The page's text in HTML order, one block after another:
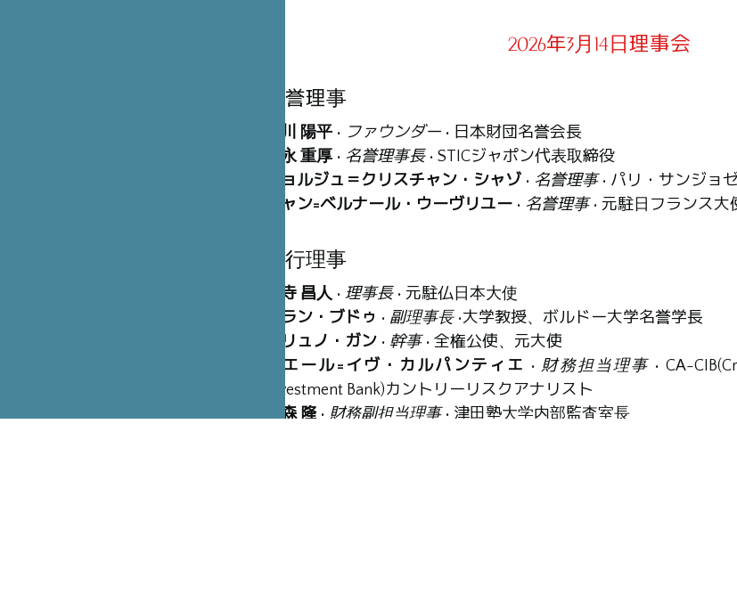
2026年3月14日理事会
名誉理事
笹川 陽平 • ファウンダー • 日本財団名誉会長
冨永 重厚 • 名誉理事長• STICジャポン代表取締役
ジョルジュ＝クリスチャン・シャゾ • 名誉理事• パリ・サンジョ
ジャン=ベルナール・ウーヴリユー • 名誉理事• 元駐日フランス大
執行理事
木寺 昌人• 理事長• 元駐仏日本大使
アラン・ブドゥ • 副理事長•大学教授、ボルドー大学名誉学長
ブリュノ・ガン • 幹事• 全権公使、元大使
ピエール=イヴ・カルパンティエ •財務担当理事 • CA-
Investment Bank)カントリーリスクアナリスト
木森 隆 • 財務副担当理事• 津田塾大学内部監査室長